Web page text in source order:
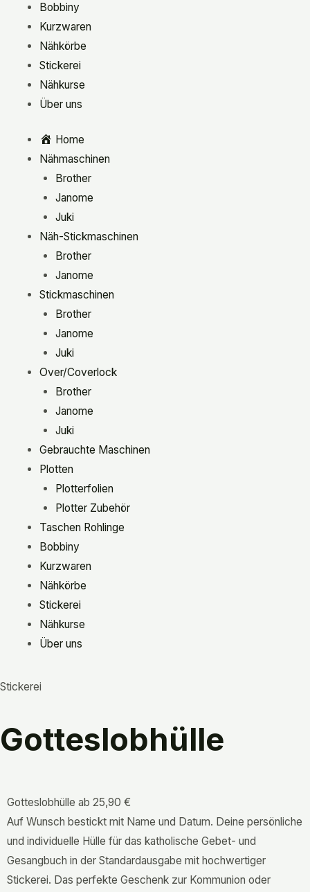
Bobbiny
Kurzwaren
Nähkörbe
Stickerei
Nähkurse
Über uns
Home
Nähmaschinen
Brother
Janome
Juki
Näh-Stickmaschinen
Brother
Janome
Stickmaschinen
Brother
Janome
Juki
Over/Coverlock
Brother
Janome
Juki
Gebrauchte Maschinen
Plotten
Plotterfolien
Plotter Zubehör
Taschen Rohlinge
Bobbiny
Kurzwaren
Nähkörbe
Stickerei
Nähkurse
Über uns
Stickerei
Gotteslobhülle
Gotteslobhülle ab 25,90 €
Auf Wunsch bestickt mit Name und Datum. Deine persönliche
und individuelle Hülle für das katholische Gebet- und
Gesangbuch in der Standardausgabe mit hochwertiger
Stickerei. Das perfekte Geschenk zur Kommunion oder